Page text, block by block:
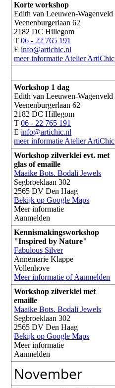
Korte workshop
Edith van Leeuwen-Wagenveld
Veenenburgerlaan 62
2182 DC Hillegom
T06 - 22 765 191
Einfo@artichic.nl
meer informatie Atelier ArtiChic
Workshop 1 dag
Edith van Leeuwen-Wagenveld
Veenenburgerlaan 62
2182 DC Hillegom
T06 - 22 765 191
Einfo@artichic.nl
meer informatie Atelier ArtiChic
Workshop zilverklei evt. met
glas of emaille
Maaike Bots. Bodali Jewels
Segbroeklaan 302
2565 DV Den Haag
Bekijk op Google Maps
Meer informatie
Aanmelden
Kennismakingsworkshop
"Inspired by Nature"
Fabulous Silver
Annemarie Klappe
Vollenhove
Meer informatie of Aanmelden
Workshop zilverklei met
emaille
Maaike Bots. Bodali Jewels
Segbroeklaan 302
2565 DV Den Haag
Bekijk op Google Maps
Meer informatie
Aanmelden
November